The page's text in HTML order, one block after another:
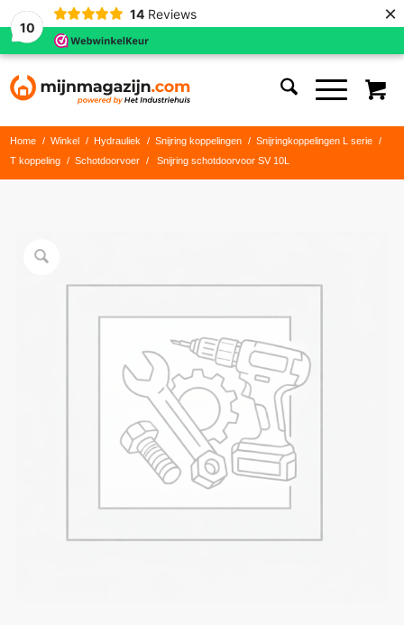
10
14 Reviews ×
Home / Winkel / Hydrauliek / Snijring koppelingen / Snijringkoppelingen L serie
/
T koppeling
/ Schotdoorvoer / Snijring schotdoorvoor SV 10L